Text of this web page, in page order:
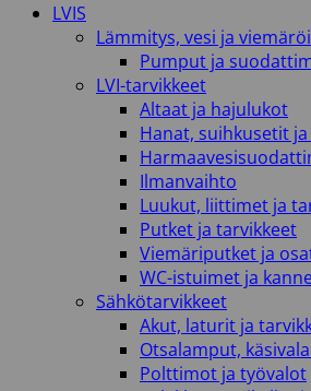
LVIS
Lämmitys, vesi ja
Pumput ja
LVI-tarvikkeet
Altaat ja hajulukot
Hanat, suihkusetit
Ilmanvaihto
Luukut, liittimet ja
Putket ja tarvikkeet
Viemäriputket ja
WC-istuimet ja
Sähkötarvikkeet
Akut, laturit ja
Otsalamput,
Polttimot ja työvalot